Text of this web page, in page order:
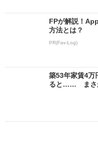
FPが解説！
方法とは？
PR(Fav-Log)
築53年家賃4万
ると…… まさ